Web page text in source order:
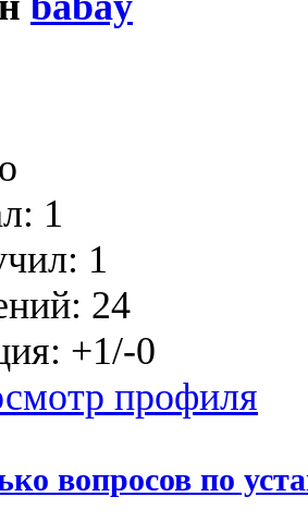
1
1
24
+1/-0
вопросов по